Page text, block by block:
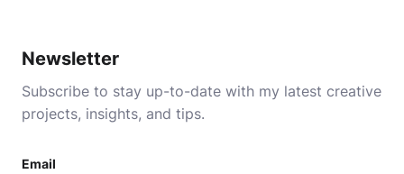
Newsletter
Subscribe to stay up-to-date with my latest creative
projects, insights, and tips.
Email